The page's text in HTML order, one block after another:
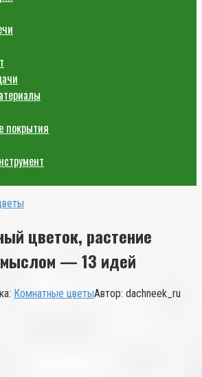
покрытия
цветок, растение
— 13 идей
Комнатные цветыАвтор: dachneek_ru